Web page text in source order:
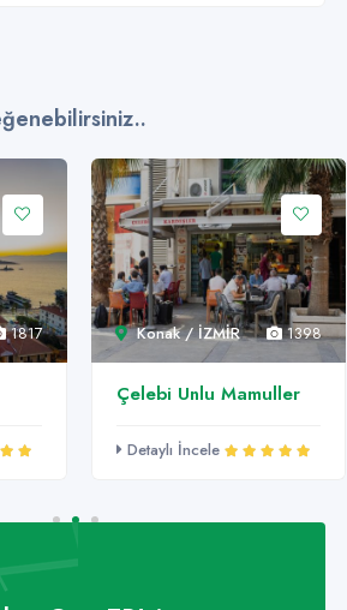
1817 Konak / İZMİR 1398
Çelebi Unlu Mamuller
Detaylı İncele